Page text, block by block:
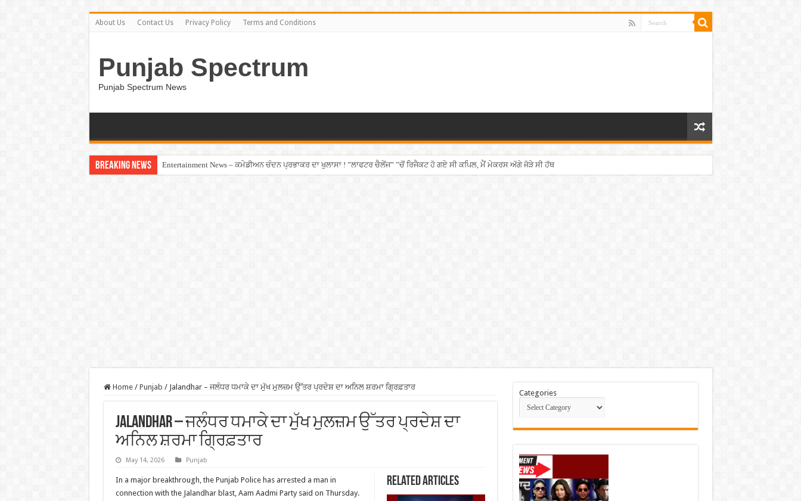
About Us Contact Us Privacy Policy Terms and Conditions
Punjab Spectrum
Punjab Spectrum News
Breaking News Entertainment News – ਕਮੇਡੀਅਨ ਚੰਦਨ ਪ੍ਰਭਾਕਰ ਦਾ ਖੁਲਾਸਾ ! ”ਲਾਫਟਰ ਚੈਲੇਂਜ” ”ਚੋਂ ਰਿਜੈਕਟ ਹੋ ਗਏ ਸੀ ਕਪਿਲ, ਮੈਂ ਮੇਕਰਸ ਅੱਗੇ ਜੋੜੇ ਸੀ ਹੱਥ
Jalandhar – ਧੋਖੇਬਾਜ਼ ਏਜੰਟ ਦੇ ਧੱਕੇ ਚੜ੍ਹਿਆ ਪੰਜਾਬੀ ਨੌਜਵਾਨ, ਸੁਣਾਈ ਹੱਡਬੀਤੀ
Home / Punjab / Jalandhar – ਜਲੰਧਰ ਧਮਾਕੇ ਦਾ ਮੁੱਖ ਮੁਲਜ਼ਮ ਉੱਤਰ ਪ੍ਰਦੇਸ਼ ਦਾ ਅਨਿਲ ਸ਼ਰਮਾ ਗ੍ਰਿਫ਼ਤਾਰ
Jalandhar – ਜਲੰਧਰ ਧਮਾਕੇ ਦਾ ਮੁੱਖ ਮੁਲਜ਼ਮ ਉੱਤਰ ਪ੍ਰਦੇਸ਼ ਦਾ
ਅਨਿਲ ਸ਼ਰਮਾ ਗ੍ਰਿਫ਼ਤਾਰ
May 14, 2026 Punjab
Related Articles
In a major breakthrough, the Punjab Police has arrested a man in
connection with the Jalandhar blast, Aam Aadmi Party said on Thursday.
Categories